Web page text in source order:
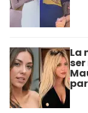
La